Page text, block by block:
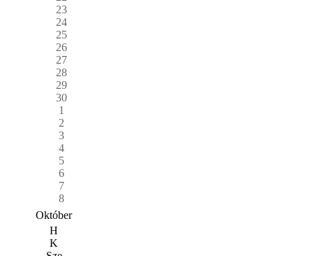
23
24
25
26
27
28
29
30
1
2
3
4
5
6
7
8
Október
H
K